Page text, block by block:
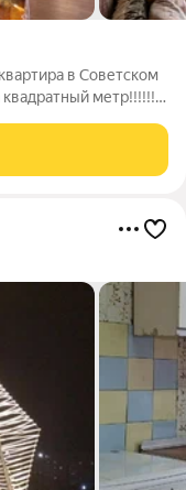
в Советском
квадратный метр!!!!!!!
от 11.9%